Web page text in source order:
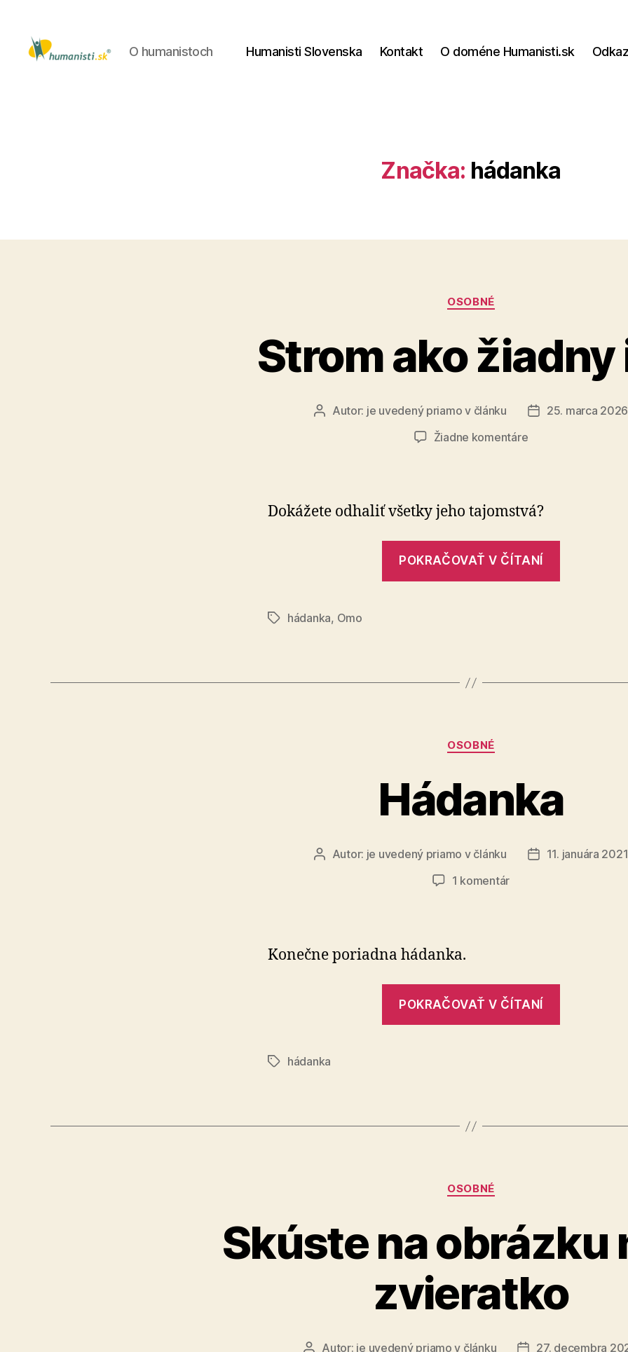
O humanistoch Humanisti Slovenska Kontakt O doméne Humanisti.sk
Značka: hádanka
Kategórie
OSOBNÉ
Strom ako žiadny
AutorAutor: je uvedený priamo v článku
Dátum
25. marca 2026
Žiadne komentárena
iný
Dokážete odhaliť všetky jeho tajomstvá?
POKRAČOVAŤ V ČÍTANÍ
Značkyhádanka, Omo
Kategórie
OSOBNÉ
Hádanka
AutorAutor: je uvedený priamo v článku
Dátum
11. januára 2021
1 komentárna
Konečne poriadna hádanka.
POKRAČOVAŤ V ČÍTANÍ
Značkyhádanka
Kategórie
OSOBNÉ
Skúste na obrázku
zvieratko
AutorAutor: je uvedený priamo v článku
Dátum
27. decembra